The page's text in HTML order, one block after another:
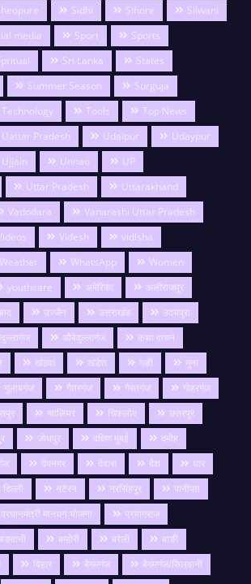
Sidhi Sihore
Silwani
media Sport
Sports
Sri Lanka
States
Summer Season
Surguja
Technology Tools
Top News
Uattar Pradesh Udaipur
Udaypur
Ujjain Unnao
UP
Uttar Pradesh
Uttarakhand
Vadodara
Vanarashi Uttar Pradesh
Videsh
vidisha
Weather WhatsApp
Women
youthcare अमेरिका
अलीराजपुर
उज्जैन उत्तराखंड
उदयपुरा
औबेदुल्लागंज
कथा वाचन
खंडवा खंडेरा गङी
गुना
गुलाबगंज गैतरगंज गैरतगंज
गोहरगंज
ग्वालियर चिकलोद
छतरपुर
जोधपुर दक्षिण मुंबई
दमोह
देवनगर देवास देश
धार
नटेरन नरसिंहपुर
पानीपत
प्रधानमंत्री मानधन योजना
प्रयागराज
बङवानी बम्होरी बरेली
बाङी
बिहार बेगमगंज
बेगमगंज/सिलवानी